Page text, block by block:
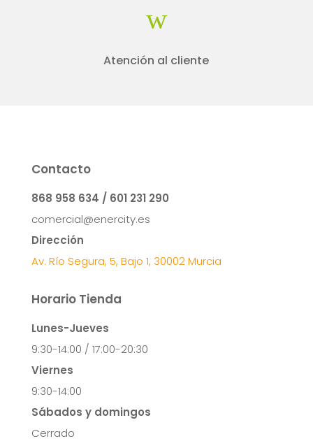
w
Atención al cliente
Contacto
868 958 634 / 601 231 290
comercial@enercity.es
Dirección
Av. Río Segura, 5, Bajo 1, 30002 Murcia
Horario Tienda
Lunes-Jueves
9:30-14:00 / 17:00-20:30
Viernes
9:30-14:00
Sábados y domingos
Cerrado